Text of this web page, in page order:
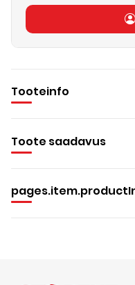
Tooteinfo
Toote saadavus